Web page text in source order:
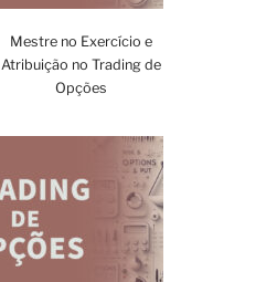
Mestre no Exercício e
Atribuição no Trading de
Opções